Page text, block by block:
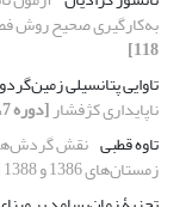
به‌کارگیری صحیح روش
118]
تاوایی پتانسیلی
ناپایداری کژفشار[دوره 7، شماره 2، 1392، صفحه 114-127]
تاوه‌ قطبی نقش
زمستان‌های 1386 و 1388‌